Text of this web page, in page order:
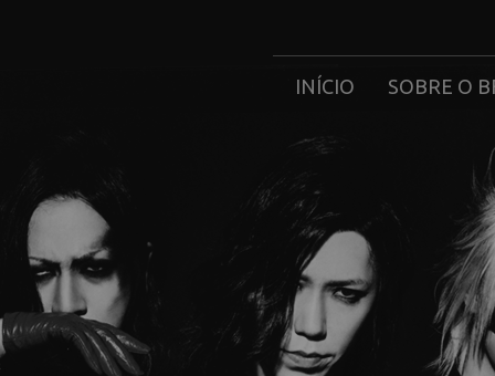
INÍCIO SOBRE O